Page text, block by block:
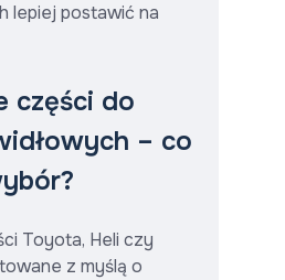
lepiej postawić na
części do
– co
Toyota, Heli czy
z myślą o